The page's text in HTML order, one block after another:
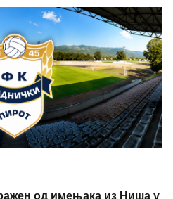
од имењака из Ниша у